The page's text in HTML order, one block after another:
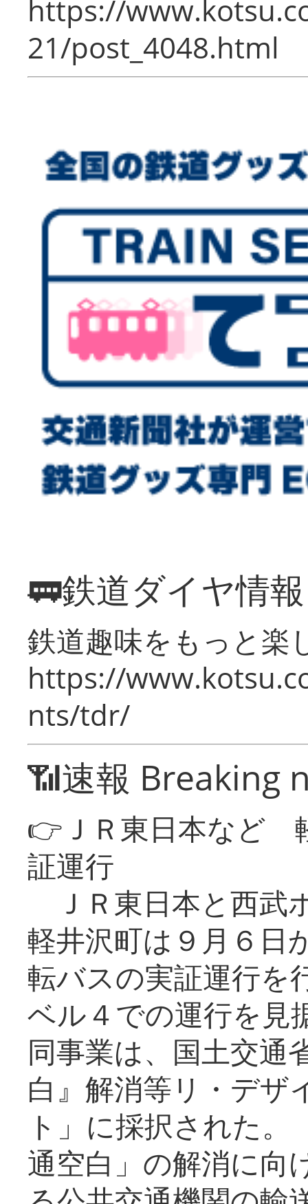
https://
21/post_4048.html
🚃鉄道ダイヤ情
鉄道趣味をもっと楽
https://
nts/tdr/
📶速報 Breaking
👉ＪＲ東日本など
証運行
ＪＲ東日本と西武
軽井沢町は９月６日
転バスの実証運行を
ベル４での運行を見
同事業は、国土交通
白』解消等リ・デザ
ト」に採択された
通空白」の解消に向